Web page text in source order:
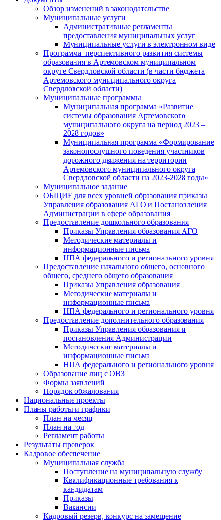
Обзор изменений в законодательстве
Муниципальные услуги
Административные регламенты
предоставления муниципальных услуг
Муниципальные услуги в электронном виде
Программа перспективного развития системы
образования в Артемовском муниципальном
округе Свердловской области (в части бюджета
Артемовского муниципального округа
Свердловской области)
Муниципальные программы
Муниципальная программа «Развитие
системы образования Артемовского
муниципального округа на период 2023 –
2028 годов»
Муниципальная программа «Формирование
законопослушного поведения участников
дорожного движения на территории
Артемовского муниципального округа
Свердловской области на 2023-2028 годы»
Муниципальное задание
ОБЩИЕ для всех уровней образования приказы
Управления образования АГО и Постановления
Администрации в сфере образования
Предоставление дошкольного образования
Приказы Управления образования АГО
Методические материалы и
информационные письма
НПА федерального и регионального уровня
Предоставление начального общего, основного
общего, среднего общего образования
Приказы Управления образования
Методические материалы и
информационные письма
НПА федерального и регионального уровня
Предоставление дополнительного образования
Приказы Управления образования и
постановления Администрации
Методические материалы и
информационные письма
НПА федерального и регионального уровня
Образование лиц с ОВЗ
Формы заявлений
Порядок обжалования
Национальные проекты
Планы работы и графики
План на месяц
План на год
Регламент работы
Результаты проверок
Кадровое обеспечение
Муниципальная служба
Поступление на муниципальную службу
Квалификационные требования к
кандидатам
Приказы
Вакансии
Кадровый резерв, конкурс на замещение